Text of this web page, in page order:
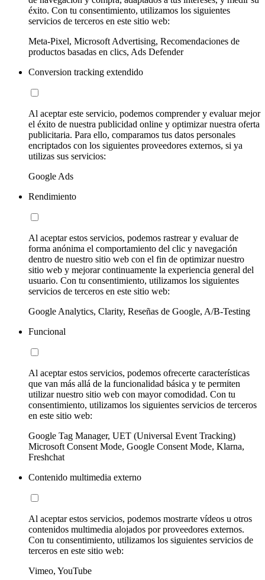
éxito. Con tu consentimiento, utilizamos los siguientes
servicios de terceros en este sitio web:
Meta-Pixel, Microsoft Advertising, Recomendaciones de
productos basadas en clics, Ads Defender
Conversion tracking extendido
Al aceptar este servicio, podemos comprender y evaluar mejor
el éxito de nuestra publicidad online y optimizar nuestra oferta
publicitaria. Para ello, comparamos tus datos personales
encriptados con los siguientes proveedores externos, si ya
utilizas sus servicios:
Google Ads
Rendimiento
Al aceptar estos servicios, podemos rastrear y evaluar de
forma anónima el comportamiento del clic y navegación
dentro de nuestro sitio web con el fin de optimizar nuestro
sitio web y mejorar continuamente la experiencia general del
usuario. Con tu consentimiento, utilizamos los siguientes
servicios de terceros en este sitio web:
Google Analytics, Clarity, Reseñas de Google, A/B-Testing
Funcional
Al aceptar estos servicios, podemos ofrecerte características
que van más allá de la funcionalidad básica y te permiten
utilizar nuestro sitio web con mayor comodidad. Con tu
consentimiento, utilizamos los siguientes servicios de terceros
en este sitio web:
Google Tag Manager, UET (Universal Event Tracking)
Microsoft Consent Mode, Google Consent Mode, Klarna,
Freshchat
Contenido multimedia externo
Al aceptar estos servicios, podemos mostrarte vídeos u otros
contenidos multimedia alojados por proveedores externos.
Con tu consentimiento, utilizamos los siguientes servicios de
terceros en este sitio web:
Vimeo, YouTube